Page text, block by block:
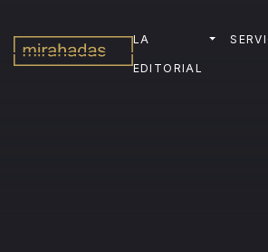
LA
EDITORIAL